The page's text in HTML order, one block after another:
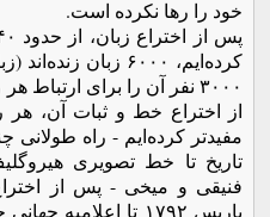
خود را رها نکرده است.
کرده­‌ایم، ۶٠٠٠
٣٠٠٠ نفر آن را برای
از اختراع خط و ثبات آن، هر
مفیدتر کرده‌­ایم - راه طولانی
تاریخ تا خط تصویری
فنیقی و میخی - پس از